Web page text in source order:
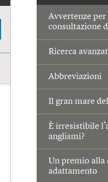
Avvertenze per
consultazione
Ricerca
Abbreviazioni
Il gran mare
È irresistibile
anglismi?
Un premio alla
adattamento